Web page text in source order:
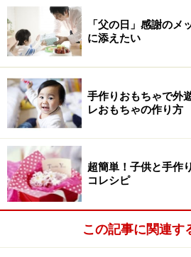
「父の日」感謝のメ
に添えたい
手作りおもちゃで外
レおもちゃの作り方
超簡単！子供と手作
コレシピ
この記事に関連す